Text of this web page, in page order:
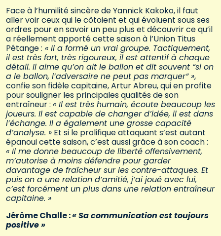
Face à l’humilité sincère de Yannick Kakoko, il faut
aller voir ceux qui le côtoient et qui évoluent sous ses
ordres pour en savoir un peu plus et découvrir ce qu’il
a réellement apporté cette saison à l’Union Titus
Pétange : « Il a formé un vrai groupe. Tactiquement,
il est très fort, très rigoureux, il est attentif à chaque
détail. Il aime qu’on ait le ballon et dit souvent “si on
a le ballon, l’adversaire ne peut pas marquer” »,
confie son fidèle capitaine, Artur Abreu, qui en profite
pour souligner les principales qualités de son
entraîneur : « Il est très humain, écoute beaucoup les
joueurs. Il est capable de changer d’idée, il est dans
l’échange. Il a également une grosse capacité
d’analyse. » Et si le prolifique attaquant s’est autant
épanoui cette saison, c’est aussi grâce à son coach :
« Il me donne beaucoup de liberté offensivement,
m’autorise à moins défendre pour garder
davantage de fraîcheur sur les contre-attaques. Et
puis on a une relation d’amitié, j’ai joué avec lui,
c’est forcément un plus dans une relation entraîneur
capitaine. »
Jérôme Challe :« Sa communication est toujours
positive »